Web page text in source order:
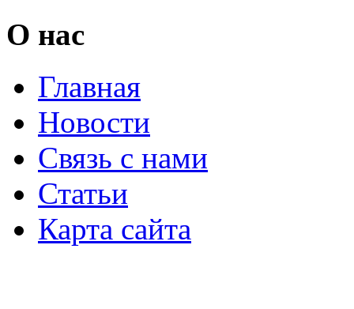
О нас
Главная
Новости
Связь с нами
Статьи
Карта сайта